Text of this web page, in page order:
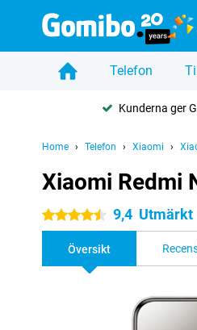
Telefon
Kunderna ger
Home Telefon Xiaomi
Xiaomi Redmi
4.5 stjärnor 9,4 Utmärkt
Översikt